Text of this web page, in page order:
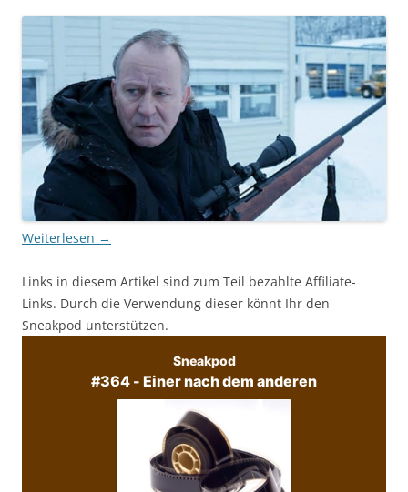
Weiterlesen →
Links in diesem Artikel sind zum Teil bezahlte Affiliate-
Links. Durch die Verwendung dieser könnt Ihr den
Sneakpod unterstützen.